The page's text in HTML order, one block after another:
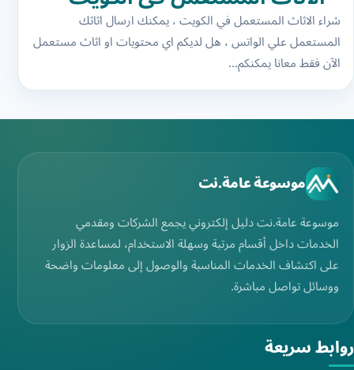
شراء الاثاث المستعمل في الكويت ، يمكنك ارسال اثاثك
المستعمل علي الواتس ، هل لديكم اي محتويات او اثاث مستعمل
الآن فقط معانا يمكنكم…
موسوعة عامة.نت
موسوعة عامة.نت دليل إلكتروني يجمع الشركات ومقدمي
الخدمات داخل أقسام مرتبة وسهلة الاستخدام، لمساعدة الزوار
على اكتشاف الخدمات المناسبة والوصول إلى معلومات واضحة
ووسائل تواصل مباشرة.
روابط سريعة